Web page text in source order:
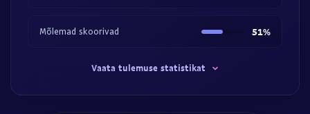
Mõlemad skoorivad 51%
Vaata tulemuse statistikat